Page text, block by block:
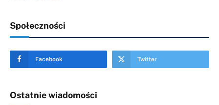
Społeczności
Facebook Twitter
Ostatnie wiadomości